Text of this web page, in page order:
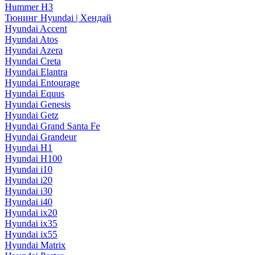
Hummer H3
Тюнинг Hyundai | Хендай
Hyundai Accent
Hyundai Atos
Hyundai Azera
Hyundai Creta
Hyundai Elantra
Hyundai Entourage
Hyundai Equus
Hyundai Genesis
Hyundai Getz
Hyundai Grand Santa Fe
Hyundai Grandeur
Hyundai H1
Hyundai H100
Hyundai i10
Hyundai i20
Hyundai i30
Hyundai i40
Hyundai ix20
Hyundai ix35
Hyundai ix55
Hyundai Matrix